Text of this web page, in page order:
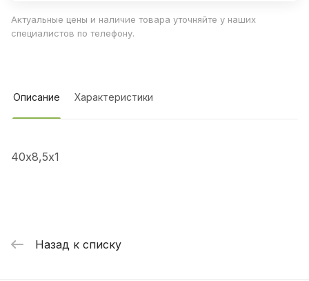
Актуальные цены и наличие товара уточняйте у наших
специалистов по телефону.
Описание Характеристики
40х8,5х1
Назад к списку